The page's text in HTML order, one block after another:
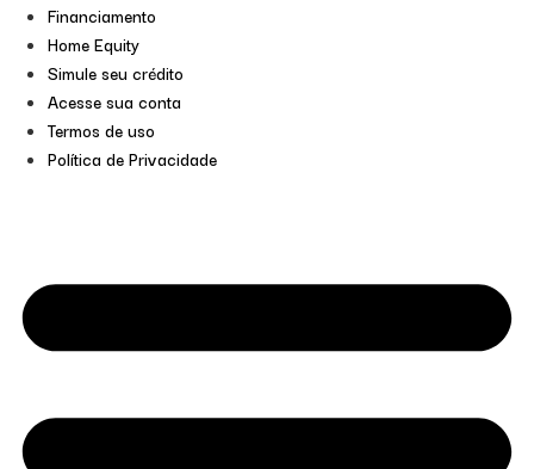
Financiamento
Home Equity
Simule seu crédito
Acesse sua conta
Termos de uso
Política de Privacidade